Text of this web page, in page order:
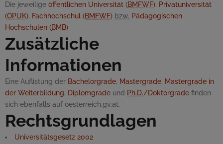
Die jeweilige öffentlichen Universität (BMFWF), Privatuniversität
(ÖPUK), Fachhochschul (BMFWF) bzw. Pädagogischen
Hochschulen (BMB)
Zusätzliche
Informationen
Eine Auflistung der Bachelorgrade, Mastergrade, Mastergrade in
der Weiterbildung, Diplomgrade und Ph.D./Doktorgrade finden
sich ebenfalls auf oesterreich.gv.at.
Rechtsgrundlagen
Universitätsgesetz 2002